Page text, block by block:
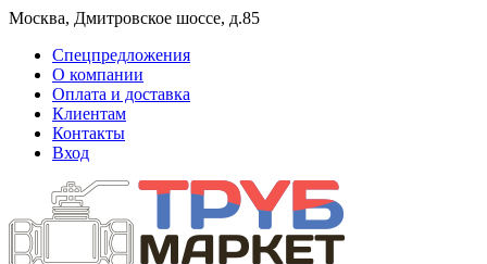
Москва, Дмитровское шоссе, д.85
Спецпредложения
О компании
Оплата и доставка
Клиентам
Контакты
Вход